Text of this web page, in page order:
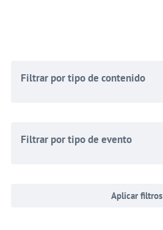
Filtrar por tipo de contenido
Filtrar por tipo de evento
Aplicar filtros